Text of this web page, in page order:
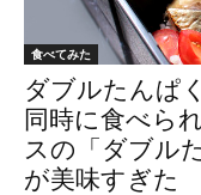
食べてみた
ダブルたんぱ
同時に食べら
スの「ダブル
が美味すぎた